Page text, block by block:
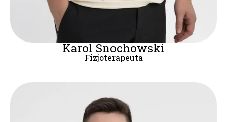
Karol Snochowski
Fizjoterapeuta